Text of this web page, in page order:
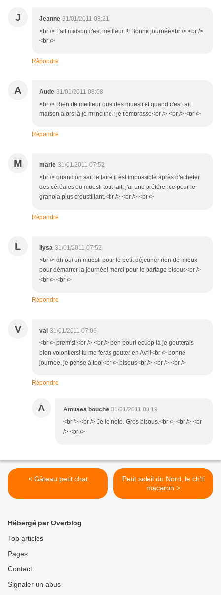
J Jeanne 31/01/2011 08:21
<br /> Fait maison c'est meilleur !!! Bonne journée<br /> <br />
<br />
Répondre
A Aude 31/01/2011 08:08
<br /> Rien de meilleur que des muesli et quand c'est fait
maison alors là je m'incline ! je t'embrasse<br /> <br /> <br />
Répondre
M marie 31/01/2011 07:52
<br /> quand on sait le faire il est impossible après d'acheter
des céréales ou muesli tout fait. j'ai une préférence pour le
granola plus croustillant.<br /> <br /> <br />
Répondre
L llysa 31/01/2011 07:52
<br /> ah oui un muesli pour le petit déjeuner rien de mieux
pour démarrer la journée! merci pour le partage bisous<br />
<br /> <br />
Répondre
V val 31/01/2011 07:06
<br /> prem's!!<br /> <br /> ben pourl ecuop là je gouterais
bien volontiers! tu me feras gouter en Avril<br /> bonne
journée, je pense à tooi<br /> bisous<br /> <br /> <br />
Répondre
A Amuses bouche 31/01/2011 08:19
<br /> <br /> Je le note. Gros bisous.<br /> <br /> <br
/> <br />
< Gâteau petit chat
Petit soleil du Nord, le ch'ti
macaron >
Hébergé par Overblog
Top articles
Pages
Contact
Signaler un abus